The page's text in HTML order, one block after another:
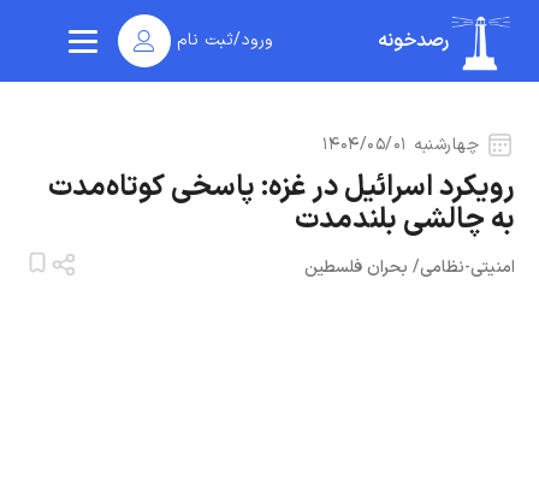
ورود/ثبت نام رصدخونه
چهارشنبه ۱۴۰۴/۰۵/۰۱
رویکرد اسرائیل در غزه: پاسخی کوتاه‌مدت
به چالشی بلندمدت
امنیتی-نظامی/ بحران فلسطین